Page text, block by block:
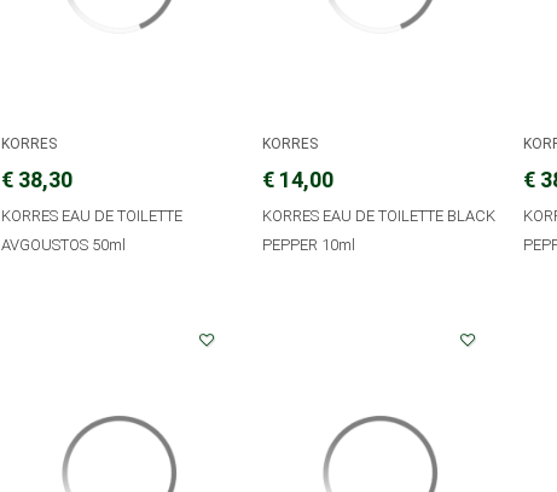
KORRES
€ 38,30
KORRES EAU DE TOILETTE
AVGOUSTOS 50ml
KORRES
€ 14,00
KORRES EAU DE TOILETTE BLACK
PEPPER 10ml
€